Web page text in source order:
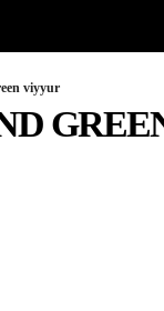
viyyur